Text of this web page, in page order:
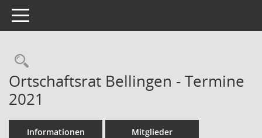
Toggle navigation
Rechercheauswahl
Ortschaftsrat Bellingen - Termine
2021
Informationen Mitglieder